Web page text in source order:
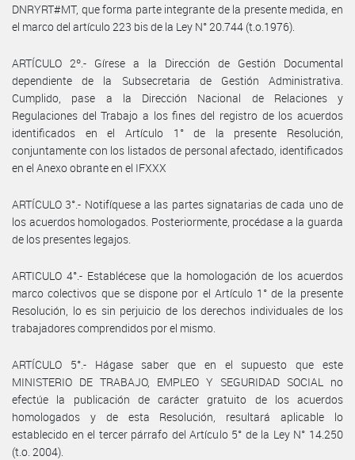
DNRYRT#MT, que forma parte integrante de la presente medida, en
el marco del artículo 223 bis de la Ley N° 20.744 (t.o.1976).
ARTÍCULO 2º.- Gírese a la Dirección de Gestión Documental
dependiente de la Subsecretaria de Gestión Administrativa.
Cumplido, pase a la Dirección Nacional de Relaciones y
Regulaciones del Trabajo a los fines del registro de los acuerdos
identificados en el Artículo 1° de la presente Resolución,
conjuntamente con los listados de personal afectado, identificados
en el Anexo obrante en el IFXXX
ARTÍCULO 3°.- Notifíquese a las partes signatarias de cada uno de
los acuerdos homologados. Posteriormente, procédase a la guarda
de los presentes legajos.
ARTICULO 4°.- Establécese que la homologación de los acuerdos
marco colectivos que se dispone por el Artículo 1° de la presente
Resolución, lo es sin perjuicio de los derechos individuales de los
trabajadores comprendidos por el mismo.
ARTÍCULO 5°.- Hágase saber que en el supuesto que este
MINISTERIO DE TRABAJO, EMPLEO Y SEGURIDAD SOCIAL no
efectúe la publicación de carácter gratuito de los acuerdos
homologados y de esta Resolución, resultará aplicable lo
establecido en el tercer párrafo del Artículo 5° de la Ley N° 14.250
(t.o. 2004).